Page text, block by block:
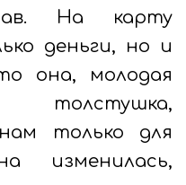
На карту
деньги, но и
она, молодая
толстушка,
только для
изменилась,